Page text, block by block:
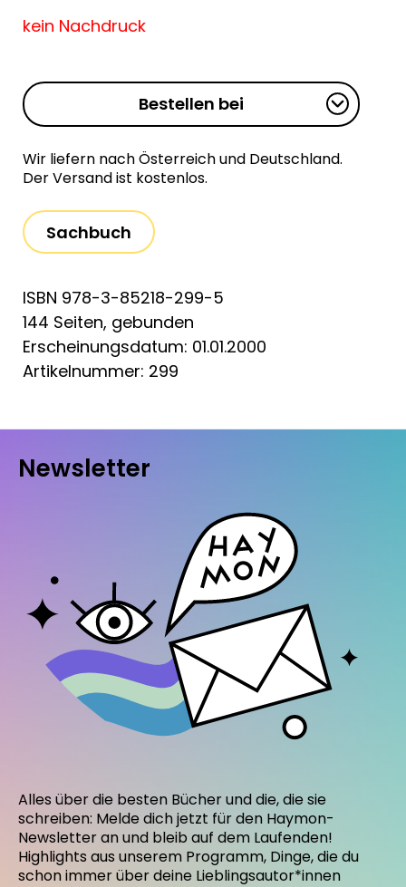
kein Nachdruck
Bestellen bei
Wir liefern nach Österreich und Deutschland.
Der Versand ist kostenlos.
Sachbuch
ISBN 978-3-85218-299-5
144 Seiten, gebunden
Erscheinungsdatum: 01.01.2000
Artikelnummer: 299
Newsletter
Alles über die besten Bücher und die, die sie
schreiben: Melde dich jetzt für den Haymon-
Newsletter an und bleib auf dem Laufenden!
Highlights aus unserem Programm, Dinge, die du
schon immer über deine Lieblingsautor*innen